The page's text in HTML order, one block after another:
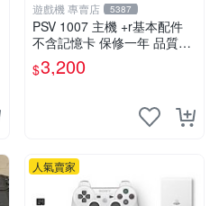
遊戲機 專賣店 5387
PSV 1007 主機 +r基本配件
不含記憶卡 保修一年 品質有
保障
$3,200
人氣賣家